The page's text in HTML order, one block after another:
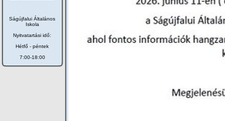
Ságújfalui Általános
Iskola
Nyitvatartási idő:
Hétfő - péntek
7:00-18:00